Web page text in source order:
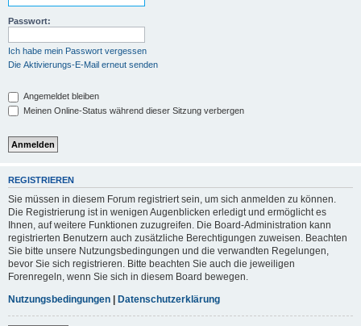
Passwort:
Ich habe mein Passwort vergessen
Die Aktivierungs-E-Mail erneut senden
Angemeldet bleiben
Meinen Online-Status während dieser Sitzung verbergen
REGISTRIEREN
Sie müssen in diesem Forum registriert sein, um sich anmelden zu können.
Die Registrierung ist in wenigen Augenblicken erledigt und ermöglicht es
Ihnen, auf weitere Funktionen zuzugreifen. Die Board-Administration kann
registrierten Benutzern auch zusätzliche Berechtigungen zuweisen. Beachten
Sie bitte unsere Nutzungsbedingungen und die verwandten Regelungen,
bevor Sie sich registrieren. Bitte beachten Sie auch die jeweiligen
Forenregeln, wenn Sie sich in diesem Board bewegen.
Nutzungsbedingungen | Datenschutzerklärung